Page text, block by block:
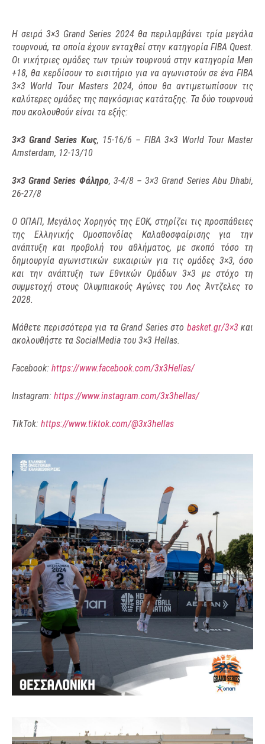
Η σειρά 3×3 Grand Series 2024 θα περιλαμβάνει τρία μεγάλα
τουρνουά, τα οποία έχουν ενταχθεί στην κατηγορία FIBA Quest.
Οι νικήτριες ομάδες των τριών τουρνουά στην κατηγορία Men
+18, θα κερδίσουν το εισιτήριο για να αγωνιστούν σε ένα FIBA
3×3 World Tour Μasters 2024, όπου θα αντιμετωπίσουν τις
καλύτερες ομάδες της παγκόσμιας κατάταξης. Τα δύο τουρνουά
που ακολουθούν είναι τα εξής:
3×3 Grand Series Kως, 15-16/6 – FIBA 3×3 World Tour Master
Amsterdam, 12-13/10
3×3 Grand Series Φάληρο, 3-4/8 – 3×3 Grand Series Abu Dhabi,
26-27/8
O ΟΠΑΠ, Μεγάλος Χορηγός της ΕΟΚ, στηρίζει τις προσπάθειες
της Ελληνικής Ομοσπονδίας Καλαθοσφαίρισης για την
ανάπτυξη και προβολή του αθλήματος, με σκοπό τόσο τη
δημιουργία αγωνιστικών ευκαιριών για τις ομάδες 3×3, όσο
και την ανάπτυξη των Εθνικών Ομάδων 3×3 με στόχο τη
συμμετοχή στους Ολυμπιακούς Αγώνες του Λος Άντζελες το
2028.
Μάθετε περισσότερα για τα Grand Series στο basket.gr/3×3 και
ακολουθήστε τα SocialMedia του 3×3 Hellas.
Facebook: https://www.facebook.com/3x3Hellas/
Instagram: https://www.instagram.com/3x3hellas/
TikTok: https://www.tiktok.com/@3x3hellas